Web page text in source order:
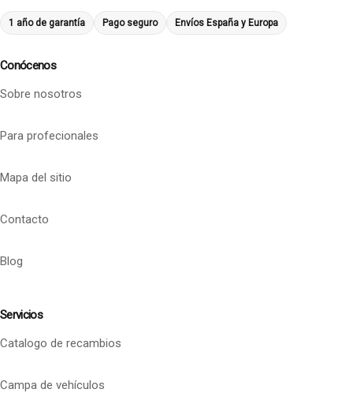
1 año de garantía Pago seguro Envíos España y Europa
Conócenos
Sobre nosotros
Para profecionales
Mapa del sitio
Contacto
Blog
Servicios
Catalogo de recambios
Campa de vehículos